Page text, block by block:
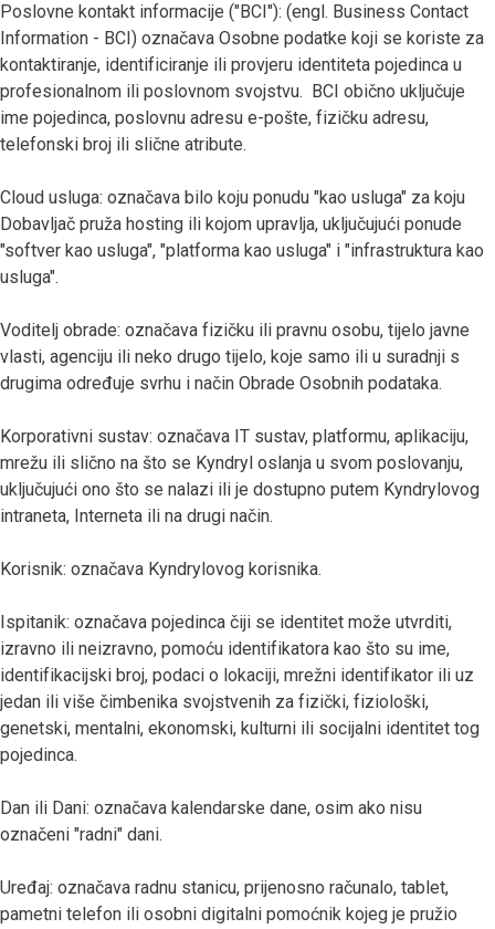
Poslovne kontakt informacije ("BCI"): (engl. Business Contact
Information - BCI) označava Osobne podatke koji se koriste za
kontaktiranje, identificiranje ili provjeru identiteta pojedinca u
profesionalnom ili poslovnom svojstvu. BCI obično uključuje
ime pojedinca, poslovnu adresu e-pošte, fizičku adresu,
telefonski broj ili slične atribute.
Cloud usluga: označava bilo koju ponudu "kao usluga" za koju
Dobavljač pruža hosting ili kojom upravlja, uključujući ponude
"softver kao usluga", "platforma kao usluga" i "infrastruktura kao
usluga".
Voditelj obrade: označava fizičku ili pravnu osobu, tijelo javne
vlasti, agenciju ili neko drugo tijelo, koje samo ili u suradnji s
drugima određuje svrhu i način Obrade Osobnih podataka.
Korporativni sustav: označava IT sustav, platformu, aplikaciju,
mrežu ili slično na što se Kyndryl oslanja u svom poslovanju,
uključujući ono što se nalazi ili je dostupno putem Kyndrylovog
intraneta, Interneta ili na drugi način.
Korisnik: označava Kyndrylovog korisnika.
Ispitanik: označava pojedinca čiji se identitet može utvrditi,
izravno ili neizravno, pomoću identifikatora kao što su ime,
identifikacijski broj, podaci o lokaciji, mrežni identifikator ili uz
jedan ili više čimbenika svojstvenih za fizički, fiziološki,
genetski, mentalni, ekonomski, kulturni ili socijalni identitet tog
pojedinca.
Dan ili Dani: označava kalendarske dane, osim ako nisu
označeni "radni" dani.
Uređaj: označava radnu stanicu, prijenosno računalo, tablet,
pametni telefon ili osobni digitalni pomoćnik kojeg je pružio